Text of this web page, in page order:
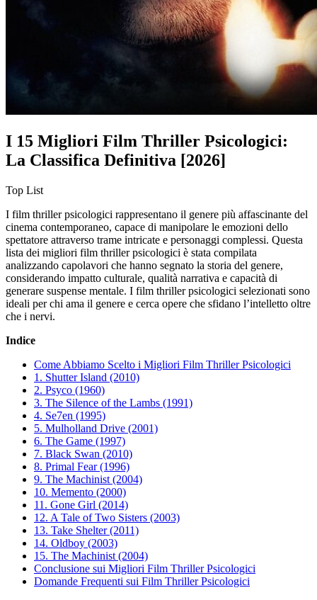
I 15 Migliori Film Thriller Psicologici:
La Classifica Definitiva [2026]
Top List
I film thriller psicologici rappresentano il genere più affascinante del
cinema contemporaneo, capace di manipolare le emozioni dello
spettatore attraverso trame intricate e personaggi complessi. Questa
lista dei migliori film thriller psicologici è stata compilata
analizzando capolavori che hanno segnato la storia del genere,
considerando impatto culturale, qualità narrativa e capacità di
generare suspense mentale. I film thriller psicologici selezionati sono
ideali per chi ama il genere e cerca opere che sfidano l’intelletto oltre
che i nervi.
Indice
Come Abbiamo Scelto i Migliori Film Thriller Psicologici
1. Shutter Island (2010)
2. Psyco (1960)
3. The Silence of the Lambs (1991)
4. Se7en (1995)
5. Mulholland Drive (2001)
6. The Game (1997)
7. Black Swan (2010)
8. Primal Fear (1996)
9. The Machinist (2004)
10. Memento (2000)
11. Gone Girl (2014)
12. A Tale of Two Sisters (2003)
13. Take Shelter (2011)
14. Oldboy (2003)
15. The Machinist (2004)
Conclusione sui Migliori Film Thriller Psicologici
Domande Frequenti sui Film Thriller Psicologici